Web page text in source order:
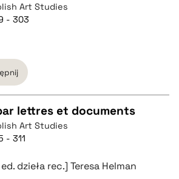
Art Studies
- 303
lettres et documents
Art Studies
- 311
dzieła rec.] Teresa Helman